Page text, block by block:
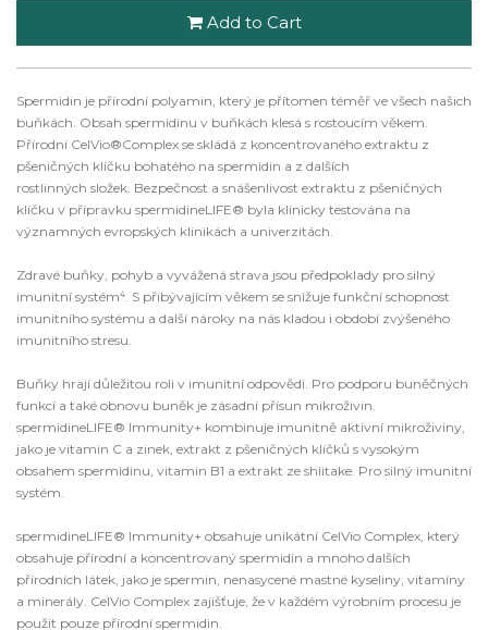
Add to Cart
Spermidin je přírodní polyamin, který je přítomen téměř ve všech našich
buňkách. Obsah spermidinu v buňkách klesá s rostoucím věkem.
Přírodní CelVio®Complex se skládá z koncentrovaného extraktu z
pšeničných klíčku bohatého na spermidin a z dalších
rostlinných složek. Bezpečnost a snášenlivost extraktu z pšeničných
klíčku v přípravku spermidineLIFE® byla klinicky testována na
významných evropských klinikách a univerzitách.
Zdravé buňky, pohyb a vyvážená strava jsou předpoklady pro silný
imunitní systém⁴. S přibývajícím věkem se snižuje funkční schopnost
imunitního systému a další nároky na nás kladou i období zvýšeného
imunitního stresu.
Buňky hrají důležitou roli v imunitní odpovědi. Pro podporu buněčných
funkcí a také obnovu buněk je zásadní přísun mikroživin.
spermidineLIFE® Immunity+ kombinuje imunitně aktivní mikroživiny,
jako je vitamin C a zinek, extrakt z pšeničných klíčků s vysokým
obsahem spermidinu, vitamin B1 a extrakt ze shiitake. Pro silný imunitní
systém.
spermidineLIFE® Immunity+ obsahuje unikátní CelVio Complex, který
obsahuje přírodní a koncentrovaný spermidin a mnoho dalších
přírodních látek, jako je spermin, nenasycené mastné kyseliny, vitamíny
a minerály. CelVio Complex zajišťuje, že v každém výrobním procesu je
použit pouze přírodní spermidin.